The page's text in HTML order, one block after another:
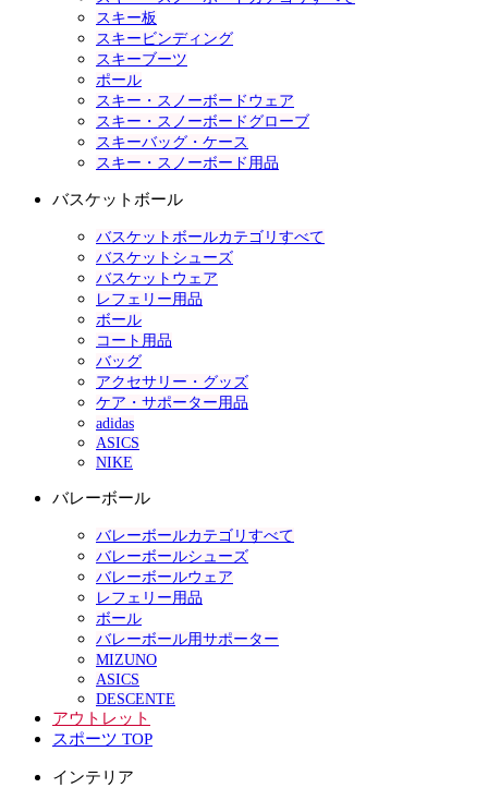
スキー板
スキービンディング
スキーブーツ
ポール
スキー・スノーボードウェア
スキー・スノーボードグローブ
スキーバッグ・ケース
スキー・スノーボード用品
バスケットボール
バスケットボールカテゴリすべて
バスケットシューズ
バスケットウェア
レフェリー用品
ボール
コート用品
バッグ
アクセサリー・グッズ
ケア・サポーター用品
adidas
ASICS
NIKE
バレーボール
バレーボールカテゴリすべて
バレーボールシューズ
バレーボールウェア
レフェリー用品
ボール
バレーボール用サポーター
MIZUNO
ASICS
DESCENTE
アウトレット
スポーツ TOP
インテリア